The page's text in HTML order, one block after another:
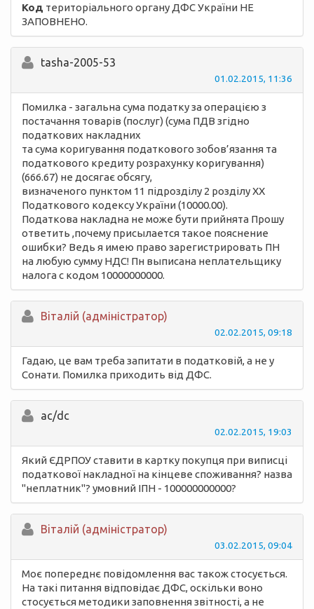
Код територіального органу ДФС України НЕ
ЗАПОВНЕНО.
tasha-2005-53
01.02.2015, 11:36
Помилка - загальна сума податку за операцією з
постачання товарів (послуг) (сума ПДВ згідно
податкових накладних
та сума коригування податкового зобов’язання та
податкового кредиту розрахунку коригування)
(666.67) не досягає обсягу,
визначеного пунктом 11 підрозділу 2 розділу XX
Податкового кодексу України (10000.00).
Податкова накладна не може бути прийнята Прошу
ответить ,почему присылается такое пояснение
ошибки? Ведь я имею право зарегистрировать ПН
на любую сумму НДС! Пн выписана неплательщику
налога с кодом 10000000000.
Вiталій (адміністратор)
02.02.2015, 09:18
Гадаю, це вам треба запитати в податковій, а не у
Сонати. Помилка приходить від ДФС.
ac/dc
02.02.2015, 19:03
Який ЄДРПОУ ставити в картку покупця при виписці
податкової накладної на кінцеве cпоживання? назва
"неплатник"? умовний ІПН - 100000000000?
Вiталій (адміністратор)
03.02.2015, 09:04
Моє попереднє повідомлення вас також стосується.
На такі питання відповідає ДФС, оскільки воно
стосується методики заповнення звітності, а не